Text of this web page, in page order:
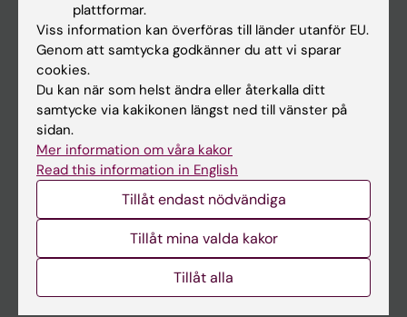
Nyheter
Kalender
Student
Ladok
Canvas
Kurs- och programwebbar
Student på KI
plattformar.
Viss information kan överföras till länder utanför EU.
Genom att samtycka godkänner du att vi sparar
cookies.
Du kan när som helst ändra eller återkalla ditt
samtycke via kakikonen längst ned till vänster på
sidan.
Mer information om våra kakor
Read this information in English
Tillåt endast nödvändiga
Tillåt mina valda kakor
Tillåt alla